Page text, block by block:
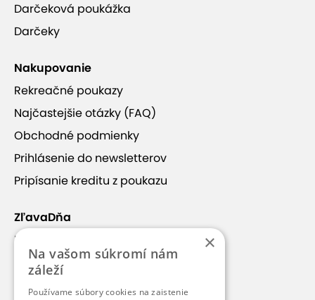
Darčeková poukážka
Darčeky
Nakupovanie
Rekreačné poukazy
Najčastejšie otázky (FAQ)
Obchodné podmienky
Prihlásenie do newsletterov
Pripísanie kreditu z poukazu
ZľavaDňa
Náš príbeh
Kontakt
Kariéra
×
Na vašom súkromí nám
záleží
Používame súbory cookies na zaistenie